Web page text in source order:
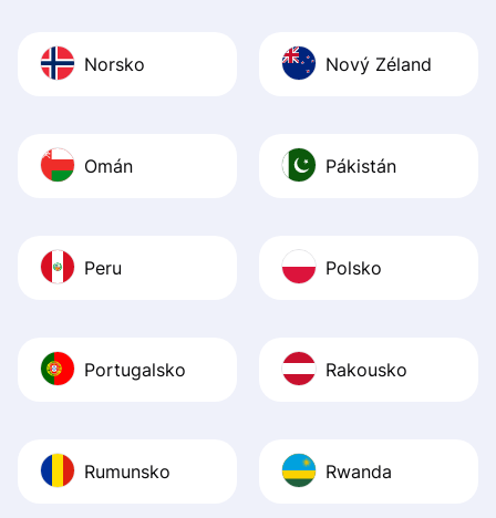
Norsko Nový Zéland
Omán Pákistán
Peru Polsko
Portugalsko Rakousko
Rumunsko Rwanda